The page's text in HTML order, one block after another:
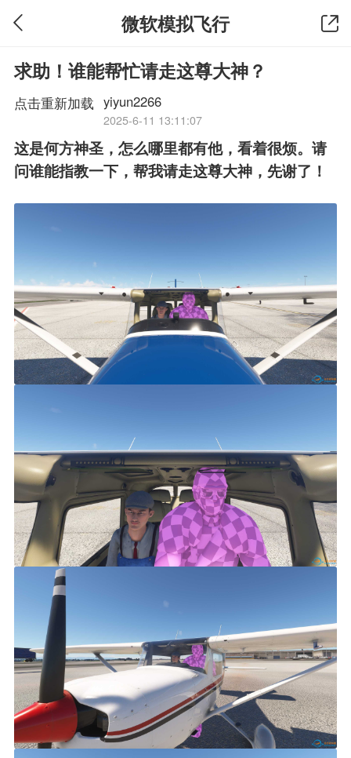
微软模拟飞行
求助！谁能帮忙请走这尊大神？
点击重新加载 yiyun2266
2025-6-11 13:11:07
这是何方神圣，怎么哪里都有他，看着很烦。请
问谁能指教一下，帮我请走这尊大神，先谢了！